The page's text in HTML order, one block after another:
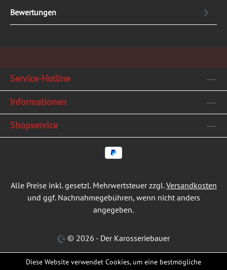
Bewertungen
Service-Hotline
Informationen
Shopservice
Alle Preise inkl. gesetzl. Mehrwertsteuer zzgl.Versandkosten
und ggf. Nachnahmegebühren, wenn nicht anders
angegeben.
© 2026 - Der Karosseriebauer
Diese Website verwendet Cookies, um eine bestmögliche